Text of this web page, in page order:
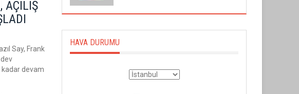
AÇILIŞ
Say, Frank
kadar devam
HAVA DURUMU